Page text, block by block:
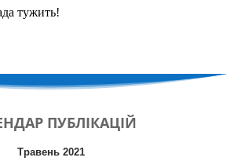
тужить!
ПУБЛІКАЦІЙ
Травень 2021